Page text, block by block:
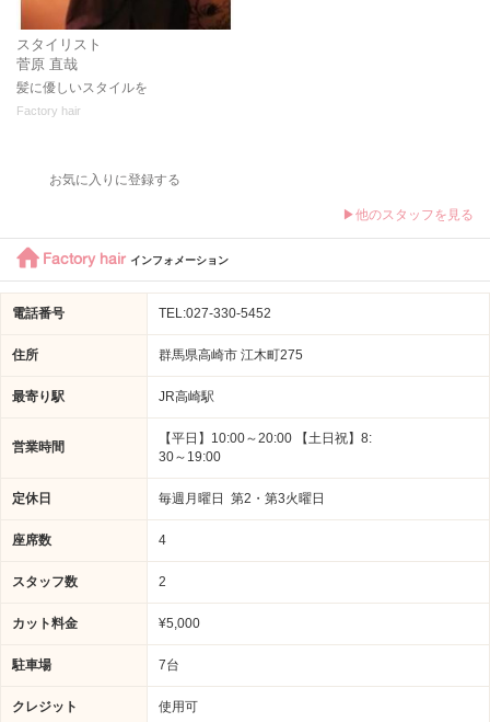
スタイリスト
菅原 直哉
髪に優しいスタイルを
Factory hair
お気に入りに登録する
▶他のスタッフを見る
Factory hair インフォメーション
電話番号 TEL:027-330-5452
住所 群馬県高崎市 江木町275
最寄り駅 JR高崎駅
営業時間
【平日】10:00～20:00 【土日祝】8:
30～19:00
定休日 毎週月曜日 第2・第3火曜日
座席数 4
スタッフ数 2
カット料金 ¥5,000
駐車場 7台
クレジット 使用可